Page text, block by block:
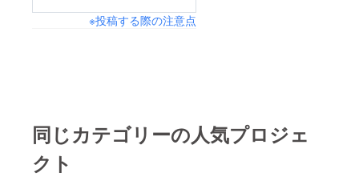
※投稿する際の注意点
同じカテゴリーの人気プロジェ
クト